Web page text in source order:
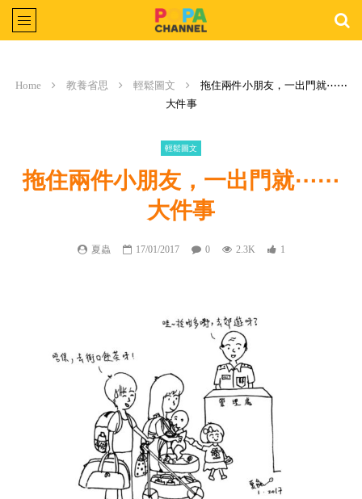
Home 教養省思 輕鬆圖文
拖住兩件小朋友，一出門就⋯⋯
大件事
輕鬆圖文
拖住兩件小朋友，一出門就⋯⋯
大件事
夏蟲 17/01/2017 0 2.3K 1